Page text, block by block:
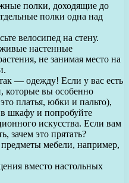
полки, доходящие до
полки одна над
велосипед на стену.
настенные
не занимая место на
— одежду! Если у вас есть
которые вы особенно
платья, юбки и пальто),
шкафу и попробуйте
искусства. Если вам
зачем это прятать?
мебели, например,
вместо настольных